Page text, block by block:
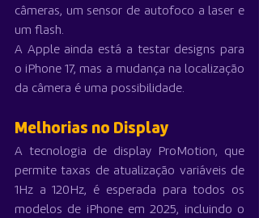
câmeras, um sensor de autofoco a laser e
um flash.
A Apple ainda está a testar designs para
o iPhone 17, mas a mudança na localização
da câmera é uma possibilidade.
Melhorias no Display
A tecnologia de display ProMotion, que
permite taxas de atualização variáveis de
1Hz a 120Hz, é esperada para todos os
modelos de iPhone em 2025, incluindo o